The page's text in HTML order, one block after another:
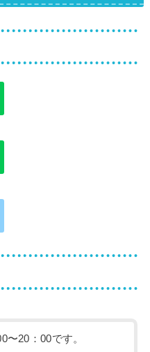
〜20：00です。